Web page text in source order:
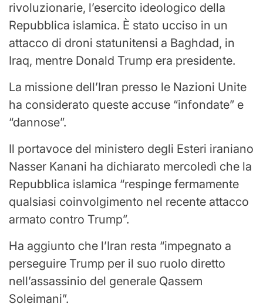
rivoluzionarie, l’esercito ideologico della
Repubblica islamica. È stato ucciso in un
attacco di droni statunitensi a Baghdad, in
Iraq, mentre Donald Trump era presidente.
La missione dell’Iran presso le Nazioni Unite
ha considerato queste accuse “infondate” e
“dannose”.
Il portavoce del ministero degli Esteri iraniano
Nasser Kanani ha dichiarato mercoledì che la
Repubblica islamica “respinge fermamente
qualsiasi coinvolgimento nel recente attacco
armato contro Trump”.
Ha aggiunto che l’Iran resta “impegnato a
perseguire Trump per il suo ruolo diretto
nell’assassinio del generale Qassem
Soleimani”.